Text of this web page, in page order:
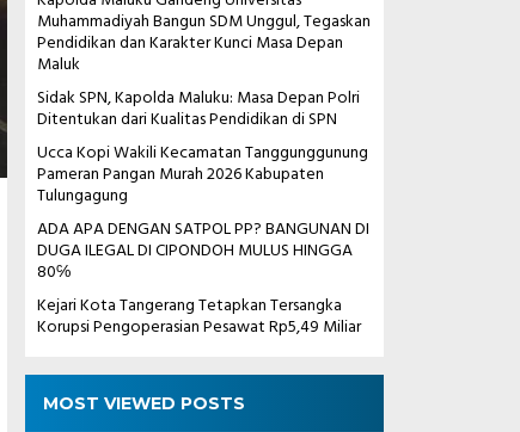
Muhammadiyah Bangun SDM Unggul, Tegaskan
Pendidikan dan Karakter Kunci Masa Depan
Maluk
Sidak SPN, Kapolda Maluku: Masa Depan Polri
Ditentukan dari Kualitas Pendidikan di SPN
Ucca Kopi Wakili Kecamatan Tanggunggunung
Pameran Pangan Murah 2026 Kabupaten
Tulungagung
ADA APA DENGAN SATPOL PP? BANGUNAN DI
DUGA ILEGAL DI CIPONDOH MULUS HINGGA
80℅
Kejari Kota Tangerang Tetapkan Tersangka
Korupsi Pengoperasian Pesawat Rp5,49 Miliar
MOST VIEWED POSTS